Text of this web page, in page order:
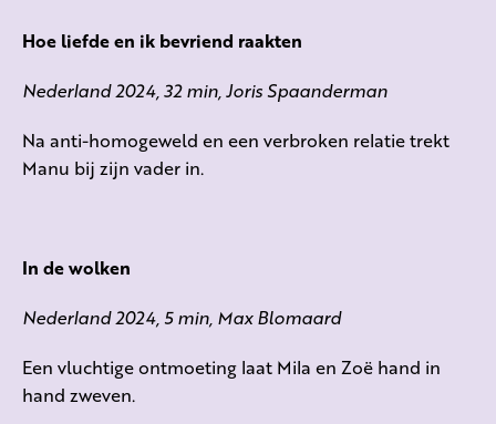
Hoe liefde en ik bevriend raakten
Nederland 2024, 32 min, Joris Spaanderman
Na anti-homogeweld en een verbroken relatie trekt
Manu bij zijn vader in.
In de wolken
Nederland 2024, 5 min, Max Blomaard
Een vluchtige ontmoeting laat Mila en Zoë hand in
hand zweven.